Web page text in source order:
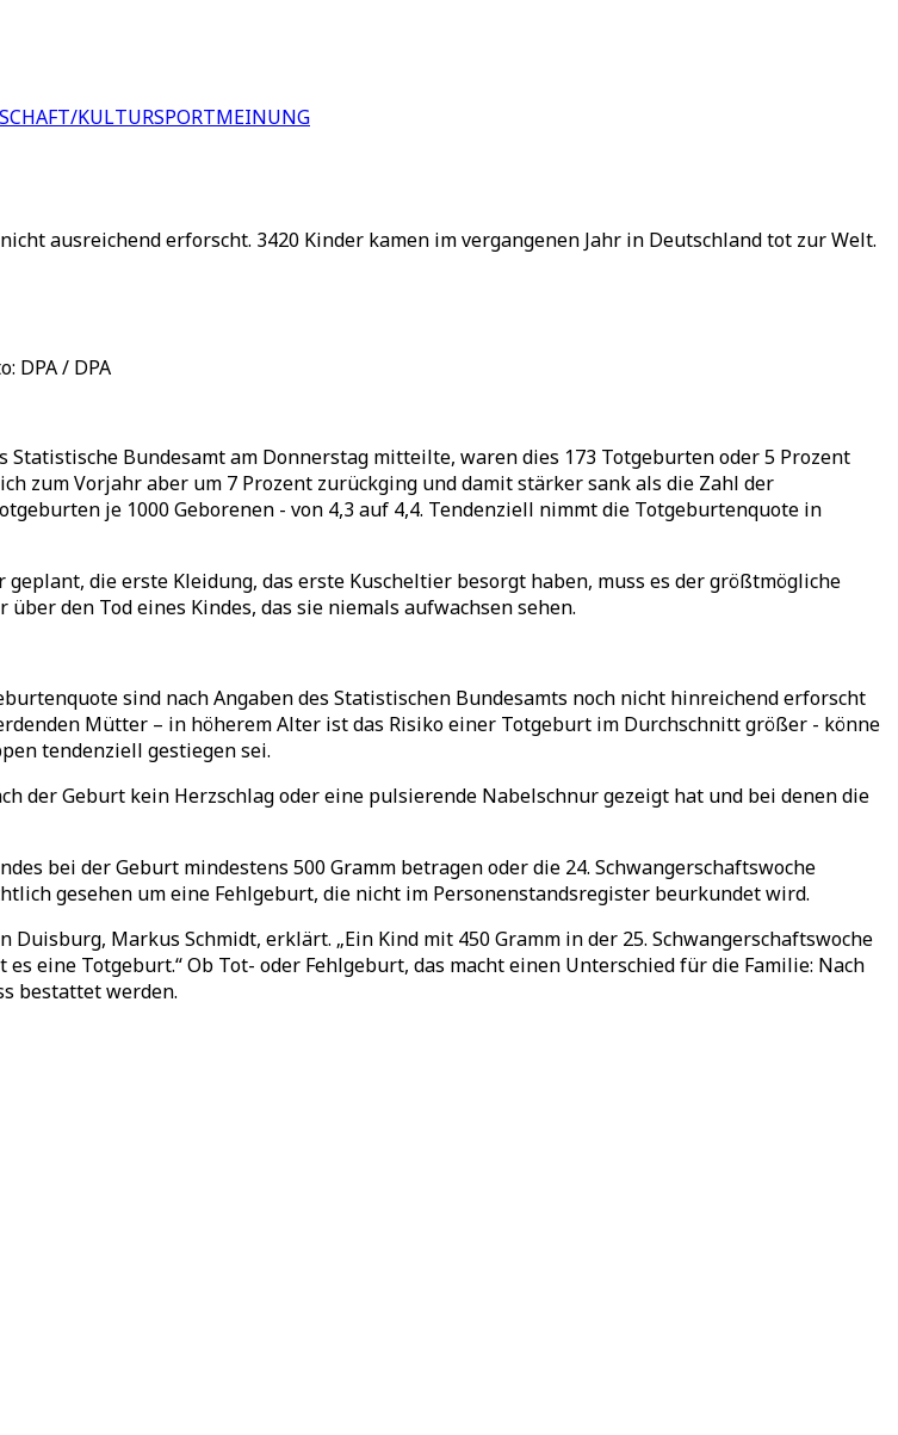
KULTURSPORTMEINUNG
ausreichend erforscht. 3420 Kinder kamen im vergangenen Jahr in Deutschland tot zur Welt.
DPA / DPA
Bundesamt am Donnerstag mitteilte, waren dies 173 Totgeburten oder 5 Prozent
zum Vorjahr aber um 7 Prozent zurückging und damit stärker sank als die Zahl der
je 1000 Geborenen - von 4,3 auf 4,4. Tendenziell nimmt die Totgeburtenquote in
die erste Kleidung, das erste Kuscheltier besorgt haben, muss es der größtmögliche
den Tod eines Kindes, das sie niemals aufwachsen sehen.
sind nach Angaben des Statistischen Bundesamts noch nicht hinreichend erforscht
Mütter – in höherem Alter ist das Risiko einer Totgeburt im Durchschnitt größer - könne
tendenziell gestiegen sei.
der Geburt kein Herzschlag oder eine pulsierende Nabelschnur gezeigt hat und bei denen die
bei der Geburt mindestens 500 Gramm betragen oder die 24. Schwangerschaftswoche
gesehen um eine Fehlgeburt, die nicht im Personenstandsregister beurkundet wird.
Markus Schmidt, erklärt. „Ein Kind mit 450 Gramm in der 25. Schwangerschaftswoche
eine Totgeburt.“ Ob Tot- oder Fehlgeburt, das macht einen Unterschied für die Familie: Nach
bestattet werden.